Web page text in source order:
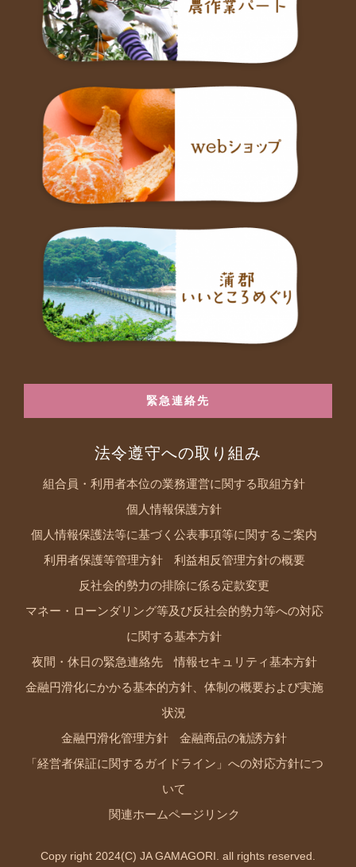
緊急連絡先
法令遵守への取り組み
組合員・利用者本位の業務運営に関する取組方針
個人情報保護方針
個人情報保護法等に基づく公表事項等に関するご案内
利用者保護等管理方針 利益相反管理方針の概要
反社会的勢力の排除に係る定款変更
マネー・ローンダリング等及び反社会的勢力等への対応
に関する基本方針
夜間・休日の緊急連絡先 情報セキュリティ基本方針
金融円滑化にかかる基本的方針、体制の概要および実施
状況
金融円滑化管理方針 金融商品の勧誘方針
「経営者保証に関するガイドライン」への対応方針につ
いて
関連ホームページリンク
Copy right 2024(C) JA GAMAGORI. all rights reserved.